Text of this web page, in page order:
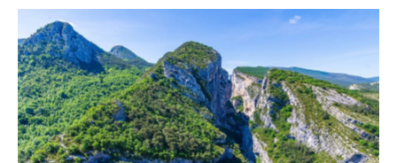
Point Sublime is one of the most picturesque views of the
Verdon Gorge. The viewpoint is on the right bank,
downstream from the village of Rougon.